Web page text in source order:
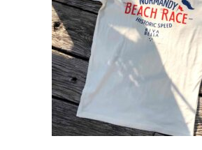
Ce
produit
a
plusieurs
variations.
peuvent